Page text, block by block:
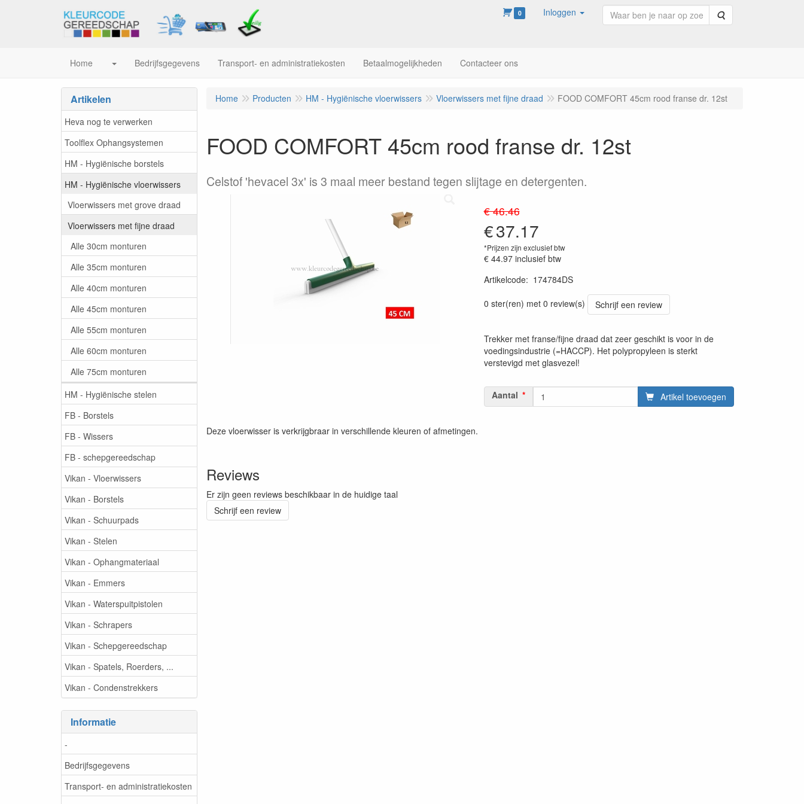
0 Inloggen Zoeken
Home Bedrijfsgegevens Transport- en administratiekosten Betaalmogelijkheden Contacteer ons
Artikelen
Heva nog te verwerken
Toolflex Ophangsystemen
HM - Hygiënische borstels
HM - Hygiënische vloerwissers
Vloerwissers met grove draad
Vloerwissers met fijne draad
Alle 30cm monturen
Alle 35cm monturen
Alle 40cm monturen
Alle 45cm monturen
Alle 55cm monturen
Alle 60cm monturen
Alle 75cm monturen
HM - Hygiënische stelen
FB - Borstels
FB - Wissers
FB - schepgereedschap
Vikan - Vloerwissers
Vikan - Borstels
Vikan - Schuurpads
Vikan - Stelen
Vikan - Ophangmateriaal
Vikan - Emmers
Vikan - Waterspuitpistolen
Vikan - Schrapers
Vikan - Schepgereedschap
Vikan - Spatels, Roerders, ...
Vikan - Condenstrekkers
Informatie
-
Bedrijfsgegevens
Transport- en administratiekosten
Home Producten HM - Hygiënische vloerwissers Vloerwissers met fijne draad FOOD COMFORT 45cm rood franse dr. 12st
FOOD COMFORT 45cm rood franse dr. 12st
Celstof 'hevacel 3x' is 3 maal meer bestand tegen slijtage en detergenten.
€ 46.46
€37.17
*Prijzen zijn exclusief btw
€ 44.97 inclusief btw
Artikelcode: 174784DS
0 ster(ren) met 0 review(s)
Schrijf een review
Trekker met franse/fijne draad dat zeer geschikt is voor in de
voedingsindustrie (=HACCP). Het polypropyleen is sterkt
verstevigd met glasvezel!
Aantal Artikel toevoegen
Deze vloerwisser is verkrijgbraar in verschillende kleuren of afmetingen.
Reviews
Er zijn geen reviews beschikbaar in de huidige taal
Schrijf een review